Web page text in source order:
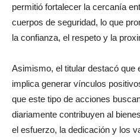
permitió fortalecer la cercanía
cuerpos de seguridad, lo que
la confianza, el respeto y la
Asimismo, el titular destacó que
implica generar vínculos
que este tipo de acciones
diariamente contribuyen al
el esfuerzo, la dedicación y los